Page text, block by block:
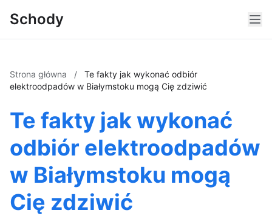
Schody
Strona główna /
Te fakty jak wykonać odbiór
elektroodpadów w Białymstoku mogą Cię zdziwić
Te fakty jak wykonać
odbiór elektroodpadów
w Białymstoku mogą
Cię zdziwić